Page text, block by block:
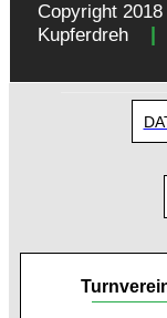
Copyright
Kupferdreh
|